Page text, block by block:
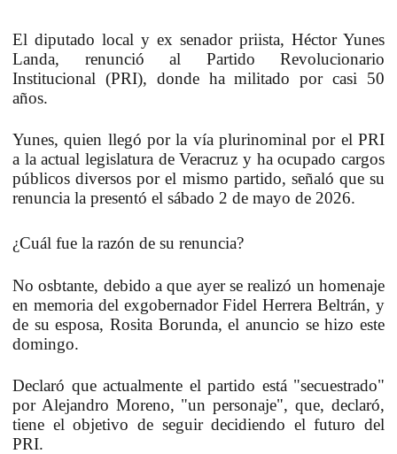
El diputado local y ex senador priista, Héctor Yunes
Landa, renunció al Partido Revolucionario
Institucional (PRI), donde ha militado por casi 50
años.
Yunes, quien llegó por la vía plurinominal por el PRI
a la actual legislatura de Veracruz y ha ocupado cargos
públicos diversos por el mismo partido, señaló que su
renuncia la presentó el sábado 2 de mayo de 2026.
¿Cuál fue la razón de su renuncia?
No osbtante, debido a que ayer se realizó un homenaje
en memoria del exgobernador Fidel Herrera Beltrán, y
de su esposa, Rosita Borunda, el anuncio se hizo este
domingo.
Declaró que actualmente el partido está "secuestrado"
por Alejandro Moreno, "un personaje", que, declaró,
tiene el objetivo de seguir decidiendo el futuro del
PRI.